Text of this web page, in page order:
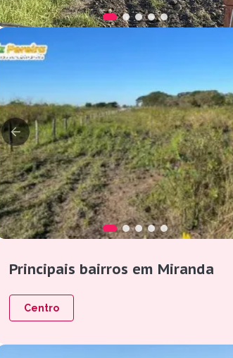
Principais bairros em Miranda
Centro